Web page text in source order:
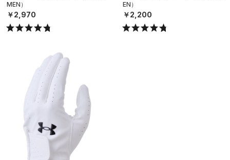
MEN）
￥2,970
EN）
￥2,200